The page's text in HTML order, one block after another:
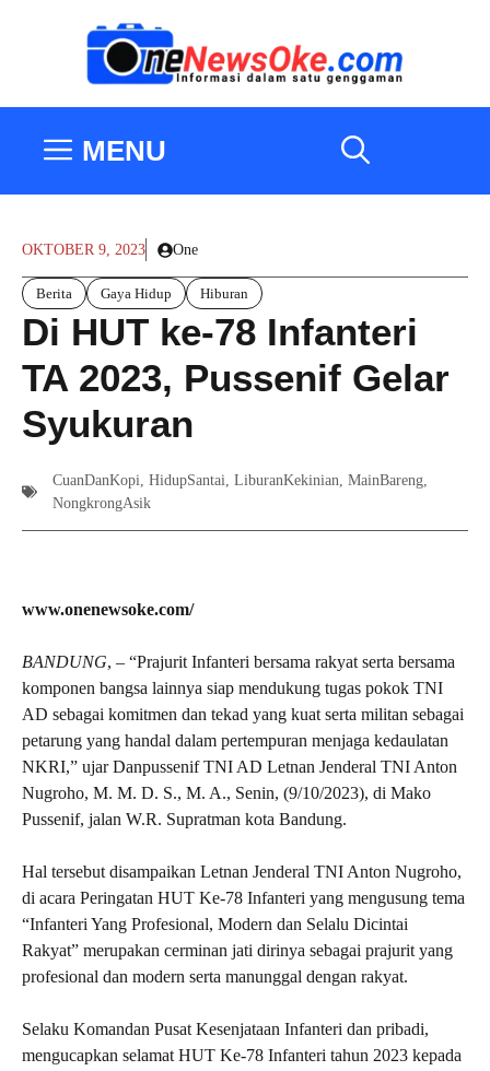
MENU
OKTOBER 9, 2023 One
Berita Gaya Hidup Hiburan
Di HUT ke-78 Infanteri
TA 2023, Pussenif Gelar
Syukuran
CuanDanKopi, HidupSantai, LiburanKekinian, MainBareng,
NongkrongAsik
www.onenewsoke.com/
BANDUNG, – “Prajurit Infanteri bersama rakyat serta bersama
komponen bangsa lainnya siap mendukung tugas pokok TNI
AD sebagai komitmen dan tekad yang kuat serta militan sebagai
petarung yang handal dalam pertempuran menjaga kedaulatan
NKRI,” ujar Danpussenif TNI AD Letnan Jenderal TNI Anton
Nugroho, M. M. D. S., M. A., Senin, (9/10/2023), di Mako
Pussenif, jalan W.R. Supratman kota Bandung.
Hal tersebut disampaikan Letnan Jenderal TNI Anton Nugroho,
di acara Peringatan HUT Ke-78 Infanteri yang mengusung tema
“Infanteri Yang Profesional, Modern dan Selalu Dicintai
Rakyat” merupakan cerminan jati dirinya sebagai prajurit yang
profesional dan modern serta manunggal dengan rakyat.
Selaku Komandan Pusat Kesenjataan Infanteri dan pribadi,
mengucapkan selamat HUT Ke-78 Infanteri tahun 2023 kepada